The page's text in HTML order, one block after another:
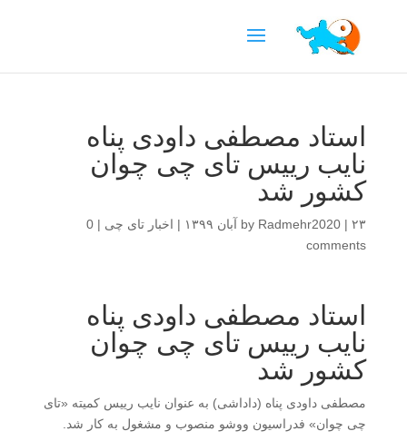
استاد مصطفی داودی پناه
نایب رییس تای چی چوان
کشور شد
by Radmehr2020 |۲۳ آبان ۱۳۹۹ | اخبار تای چی |
0
comments
استاد مصطفی داودی پناه
نایب رییس تای چی چوان
کشور شد
مصطفی داودی پناه (داداشی) به عنوان نایب رییس کمیته «تای
چی چوان» فدراسیون ووشو منصوب و مشغول به کار شد.